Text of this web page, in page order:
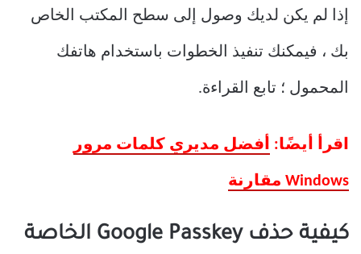
إذا لم يكن لديك وصول إلى سطح المكتب الخاص
بك ، فيمكنك تنفيذ الخطوات باستخدام هاتفك
المحمول ؛ تابع القراءة.
اقرأ أيضًا: أفضل مديري كلمات مرور
Windows مقارنة
كيفية حذف Google Passkey الخاصة